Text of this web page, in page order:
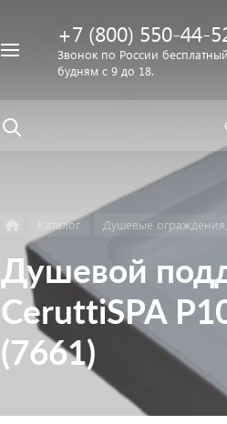
+7 (800) 550-44-
Звонок по России
будням с 9 до 18.
Каталог Душевые
Душевой
CeruttiSPA
(7661)